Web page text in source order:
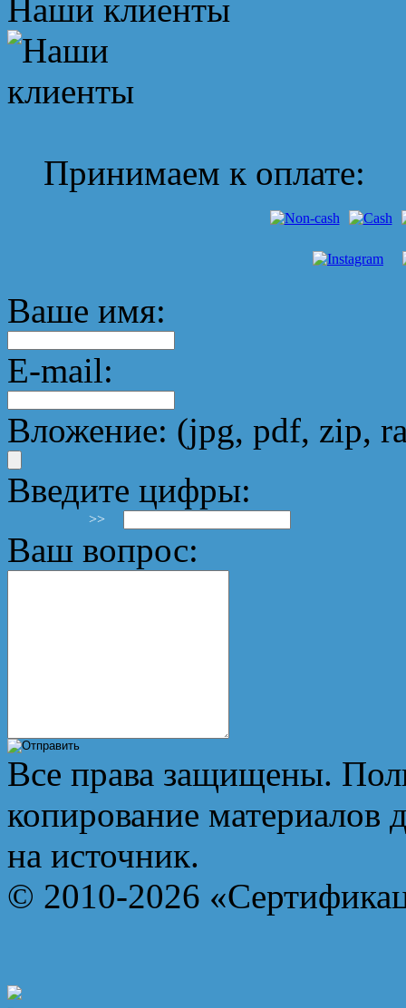
Наши клиенты
Принимаем к оплате:
Ваше имя:
E-mail:
Вложение: (jpg, pdf, zip,
Введите цифры:
>>
Ваш вопрос:
Все права защищены.
копирование материалов
на источник.
© 2010-2026